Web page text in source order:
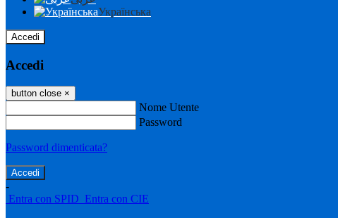
Українська
Accedi
Accedi
button close ×
Nome Utente
Password
Password dimenticata?
-
Entra con SPID Entra con CIE